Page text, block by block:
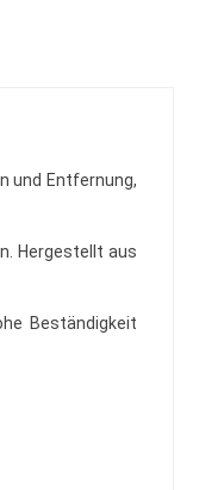
und Entfernung,
Hergestellt aus
Beständigkeit